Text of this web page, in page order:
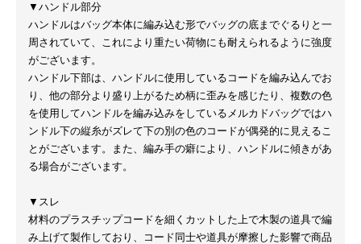
▼ハンドル部分
ハンドルはバッグ本体に編み込む形でバッグの底までぐるりと一
周されていて、これにより重たい荷物にも耐えられるように強度
がございます。
ハンドル下部は、ハンドルに使用しているコードを編み込んでお
り、他の部分より盛り上がるため柄に歪みを感じたり、複数の色
を使用してハンドルを編み込みをしているメルカドバッグではハ
ンドル下の縦糸がズレて下の別の色のコードが偶発的に見えるこ
とがございます。また、編み手の癖により、ハンドルに傾きがあ
る場合がございます。
▼スレ
材料のプラスチップコードを細くカットした上で木製の道具で編
み上げて製作しており、コード同士や道具が摩擦した影響で商品